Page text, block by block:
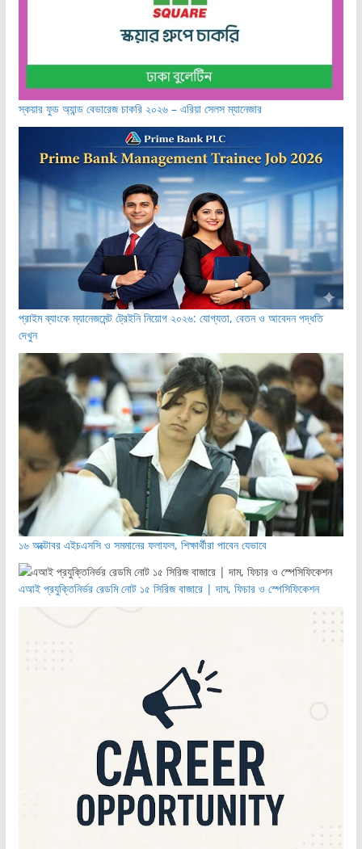
স্কয়ার ফুড অ্যান্ড বেভারেজ চাকরি ২০২৬ – এরিয়া সেলস ম্যানেজার
প্রাইম ব্যাংকে ম্যানেজমেন্ট ট্রেইনি নিয়োগ ২০২৬: যোগ্যতা, বেতন ও আবেদন পদ্ধতি
দেখুন
১৬ অক্টোবর এইচএসসি ও সমমানের ফলাফল, শিক্ষার্থীরা পাবেন যেভাবে
এআই প্রযুক্তিনির্ভর রেডমি নোট ১৫ সিরিজ বাজারে | দাম, ফিচার ও স্পেসিফিকেশন